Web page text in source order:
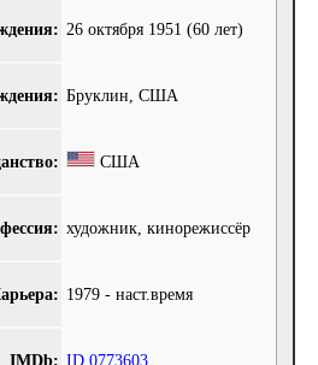
26 октября 1951 (60 лет)
Бруклин, США
США
художник, кинорежиссёр
1979 - наст.время
IMDb: ID 0773603